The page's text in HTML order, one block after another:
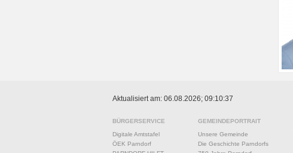
Aktualisiert am: 06.08.2026; 09:10:37
BÜRGERSERVICE
Digitale Amtstafel
ÖEK Parndorf
GEMEINDEPORTRAIT
Unsere Gemeinde
Die Geschichte Parndorfs